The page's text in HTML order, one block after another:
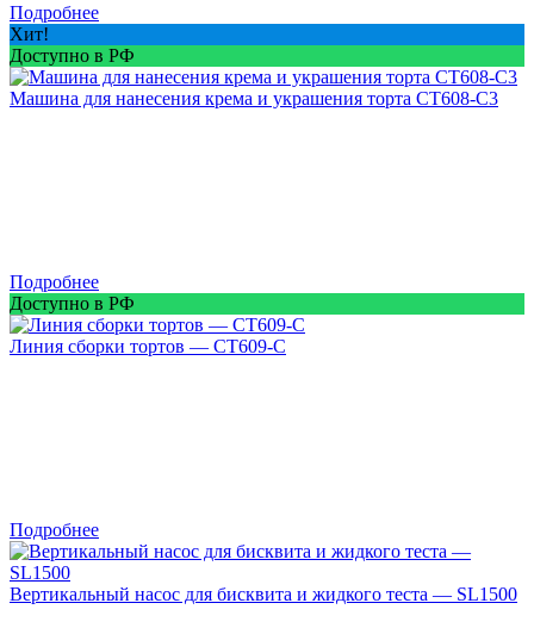
Подробнее
Хит!
Доступно в РФ
Машина для нанесения крема и украшения торта CT608-C3
Подробнее
Доступно в РФ
Линия сборки тортов — CT609-C
Подробнее
Вертикальный насос для бисквита и жидкого теста — SL1500